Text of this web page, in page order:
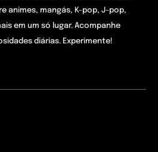
animes, mangás, K-pop, J-pop,
em um só lugar. Acompanhe
diárias. Experimente!